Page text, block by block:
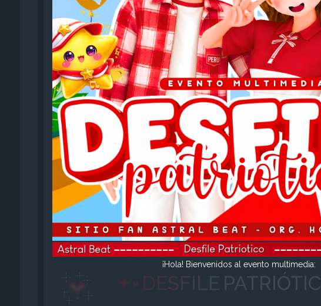
¡Hola! Bienvenidos al evento multimedia:
DESFILE PATRIÓTIC